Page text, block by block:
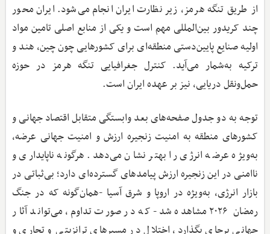
از طریق تنگه هرمز، زیر نظارت ایران انجام می‌شود. ایران محور
چند کریدور بین‌المللی مهم است و یکی از منابع اصلی تامین مواد
اولیه صنایع پایین‌دستی منطقه‌ای برای کشورهایی چون چین، هند و
ترکیه به‌شمار می‌آید. کنترل جغرافیایی تنگه هرمز در حوزه
حمل‌ونقل دریایی، نیز بر عهده ایران است.
توجه به دو جدول صفحه‌های بعد وابستگی متقابل اقتصاد جهانی و
کشورهای منطقه به امنیت زنجیره ارزش و امنیت جهانی عرضه،
به‌ویژه عرضه انرژی را بهتر نشان می‌دهد. هرگونه ناپایداری و
ناامنی در این زنجیره ارزش پیامدهای گسترده‌ای دارد؛ بی‌ثباتی در
بازار انرژی، به‌ویژه در اروپا و شرق آسیا -همان‌گونه که در جنگ
رمضان ۲۰۲۶ مشاهده شد- که در صورت تداوم، می‌تواند آثار
جهانی برجای بگذارد، اختلال در مسیرهای ترانزیتی و تجاری و